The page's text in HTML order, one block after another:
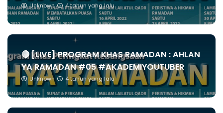
Unknown 4 tahun yang lalu
🔴 [LIVE] PROGRAM KHAS RAMADAN : AHLAN
YA RAMADAN #05 #AKADEMIYOUTUBER
Unknown 4 tahun yang lalu